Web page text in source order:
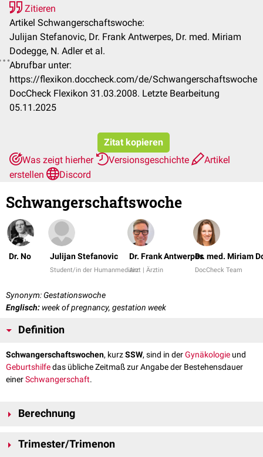
Zitieren
Artikel Schwangerschaftswoche:
Julijan Stefanovic, Dr. Frank Antwerpes, Dr. med. Miriam
Dodegge, N. Adler et al.
Abrufbar unter:
https://flexikon.doccheck.com/de/Schwangerschaftswoche
DocCheck Flexikon 31.03.2008. Letzte Bearbeitung
05.11.2025
Zitat kopieren
Was zeigt hierher
Versionsgeschichte
Artikel
erstellen
Discord
Schwangerschaftswoche
Dr. No Julijan Stefanovic
Student/in der Humanmedizin
Dr. Frank Antwerpes
Arzt | Ärztin
Dr. med. Miriam
DocCheck Team
Synonym: Gestationswoche
Englisch: week of pregnancy, gestation week
Definition
Schwangerschaftswochen, kurzSSW, sind in derGynäkologie und
Geburtshilfedas übliche Zeitmaß zur Angabe der Bestehensdauer
einerSchwangerschaft.
Berechnung
Entbindung.
Trimester/Trimenon